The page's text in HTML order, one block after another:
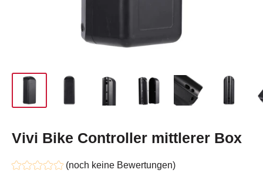
Vivi Bike Controller mittlerer Box
(noch keine Bewertungen)